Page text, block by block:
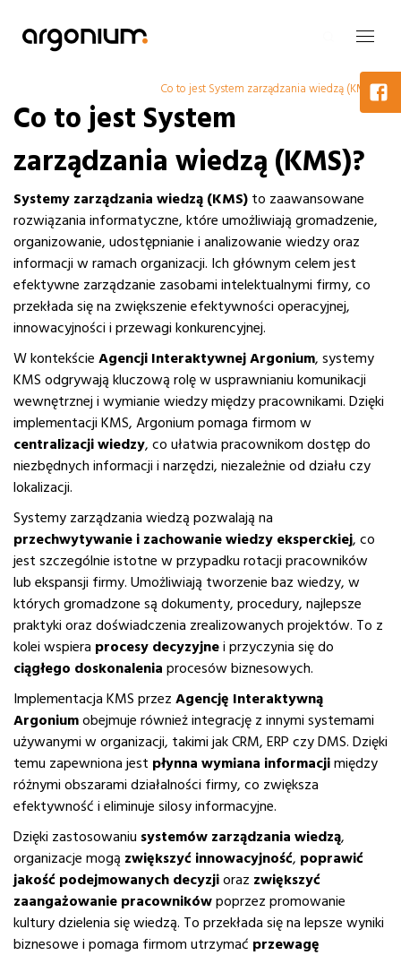
Co to jest System zarządzania wiedzą (KMS)?
Co to jest System
zarządzania wiedzą (KMS)?
Systemy zarządzania wiedzą (KMS) to zaawansowane
rozwiązania informatyczne, które umożliwiają gromadzenie,
organizowanie, udostępnianie i analizowanie wiedzy oraz
informacji w ramach organizacji. Ich głównym celem jest
efektywne zarządzanie zasobami intelektualnymi firmy, co
przekłada się na zwiększenie efektywności operacyjnej,
innowacyjności i przewagi konkurencyjnej.
W kontekście Agencji Interaktywnej Argonium, systemy
KMS odgrywają kluczową rolę w usprawnianiu komunikacji
wewnętrznej i wymianie wiedzy między pracownikami. Dzięki
implementacji KMS, Argonium pomaga firmom w
centralizacji wiedzy, co ułatwia pracownikom dostęp do
niezbędnych informacji i narzędzi, niezależnie od działu czy
lokalizacji.
Systemy zarządzania wiedzą pozwalają na
przechwytywanie i zachowanie wiedzy eksperckiej, co
jest szczególnie istotne w przypadku rotacji pracowników
lub ekspansji firmy. Umożliwiają tworzenie baz wiedzy, w
których gromadzone są dokumenty, procedury, najlepsze
praktyki oraz doświadczenia zrealizowanych projektów. To z
kolei wspiera procesy decyzyjnei przyczynia się do
ciągłego doskonalenia procesów biznesowych.
Implementacja KMS przez Agencję Interaktywną
Argoniumobejmuje również integrację z innymi systemami
używanymi w organizacji, takimi jak CRM, ERP czy DMS. Dzięki
temu zapewniona jest płynna wymiana informacjimiędzy
różnymi obszarami działalności firmy, co zwiększa
efektywność i eliminuje silosy informacyjne.
Dzięki zastosowaniu systemów zarządzania wiedzą,
organizacje mogą zwiększyć innowacyjność, poprawić
jakość podejmowanych decyzjioraz zwiększyć
zaangażowanie pracownikówpoprzez promowanie
kultury dzielenia się wiedzą. To przekłada się na lepsze wyniki
biznesowe i pomaga firmom utrzymać przewagę